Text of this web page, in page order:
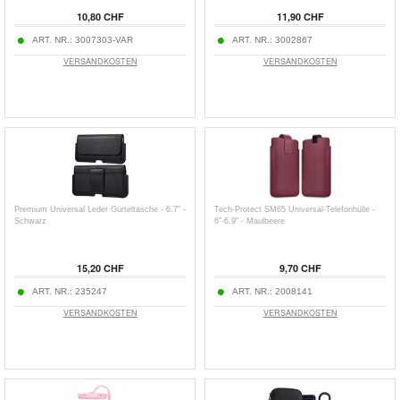
10,80 CHF
ART. NR.: 3007303-VAR
VERSANDKOSTEN
11,90 CHF
ART. NR.: 3002867
VERSANDKOSTEN
Premium Universal Leder Gürteltasche - 6.7" -
Schwarz
15,20 CHF
ART. NR.: 235247
VERSANDKOSTEN
Tech-Protect SM65 Universal-Telefonhülle -
6"-6.9" - Maulbeere
9,70 CHF
ART. NR.: 2008141
VERSANDKOSTEN